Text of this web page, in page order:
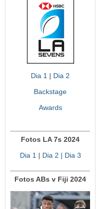
Dia 1 | Dia 2
Backstage
Awards
Fotos LA 7s 2024
Dia 1 | Dia 2 | Dia 3
Fotos ABs v Fiji 2024